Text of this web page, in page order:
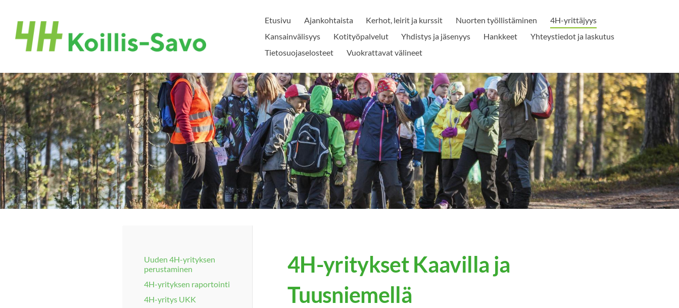
sivun
sisältöön
Koillis-Savon 4H-yhdistys
Etusivu Ajankohtaista Kerhot, leirit ja kurssit Nuorten työllistäminen
4H-yrittäjyys
Kansainvälisyys
Kotityöpalvelut Yhdistys ja jäsenyys Hankkeet
Yhteystiedot ja laskutus
Tietosuojaselosteet
Vuokrattavat välineet
Uuden 4H-yrityksen
perustaminen
4H-yrityksen raportointi
4H-yritys UKK
4H-yritykset Kaavilla ja
Tuusniemellä